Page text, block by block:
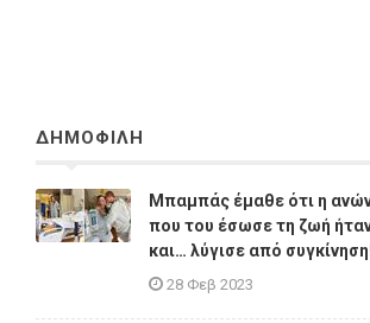
ΔΗΜΟΦΙΛΗ
Μπαμπάς έμαθε ότι η
που του έσωσε τη ζωή
και… λύγισε από
28 Φεβ 2023